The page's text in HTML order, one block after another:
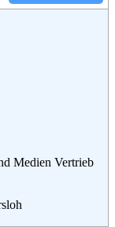
Medien Vertrieb